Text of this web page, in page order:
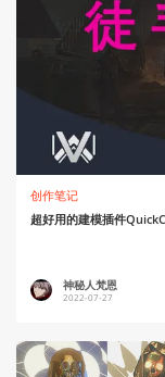
创作笔记
超好用的建模插件
神秘人梵恩
2022-07-27